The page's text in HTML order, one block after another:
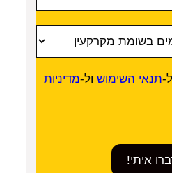
תנאי השימוש ול-מדיניות
איתי!